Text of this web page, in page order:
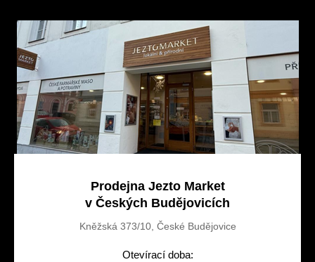
Prodejna Jezto Market
v Českých Budějovicích
Kněžská 373/10, České Budějovice
Otevírací doba: